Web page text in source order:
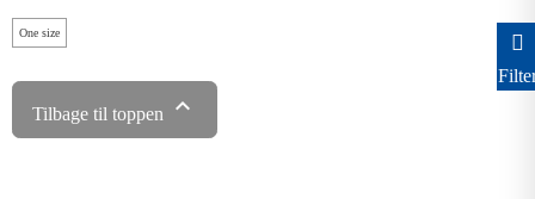
One size
Tilbage til toppen 